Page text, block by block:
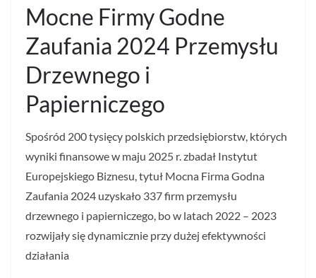
Mocne Firmy Godne
Zaufania 2024 Przemysłu
Drzewnego i
Papierniczego
Spośród 200 tysięcy polskich przedsiębiorstw, których
wyniki finansowe w maju 2025 r. zbadał Instytut
Europejskiego Biznesu, tytuł Mocna Firma Godna
Zaufania 2024 uzyskało 337 firm przemysłu
drzewnego i papierniczego, bo w latach 2022 – 2023
rozwijały się dynamicznie przy dużej efektywności
działania